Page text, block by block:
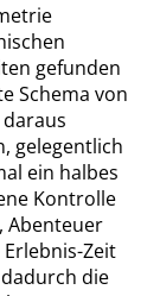
gefunden
Schema von
gelegentlich
ein halbes
Kontrolle
Abenteuer
Zeit
die